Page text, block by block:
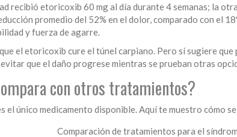
recibió etoricoxib 60 mg al día durante 4 semanas; la
promedio del 52% en el dolor, comparado con el
y fuerza de agarre.
el etoricoxib cure el túnel carpiano. Pero sí sugiere
que el daño progrese mientras se prueban otras
con otros tratamientos?
el único medicamento disponible. Aquí te muestro cómo
Comparación de tratamientos para el